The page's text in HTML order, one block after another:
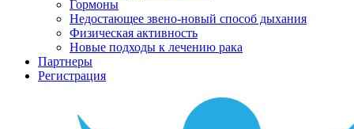
Гормоны
Недостающее звено-новый способ дыхания
Физическая активность
Новые подходы к лечению рака
Партнеры
Регистрация